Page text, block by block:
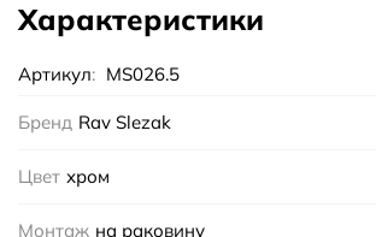
Характеристики
Артикул: MS026.5
Бренд Rav Slezak
Цвет хром
Монтаж на раковину